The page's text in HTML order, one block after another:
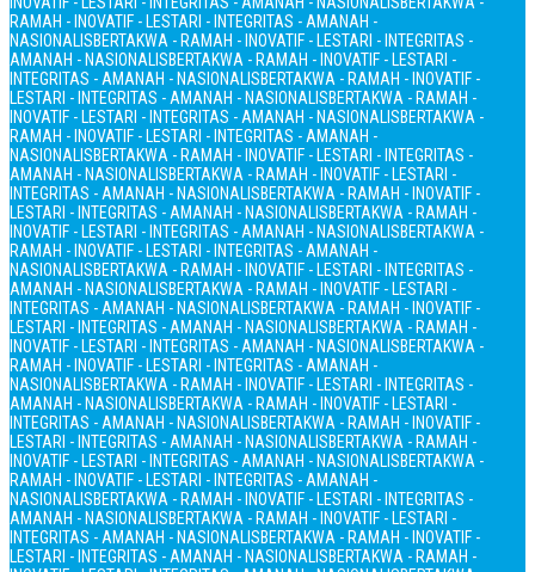
RAMAH - INOVATIF - LESTARI - INTEGRITAS - AMANAH -
NASIONALISBERTAKWA - RAMAH - INOVATIF - LESTARI - INTEGRITAS -
AMANAH - NASIONALISBERTAKWA - RAMAH - INOVATIF - LESTARI -
INTEGRITAS - AMANAH - NASIONALISBERTAKWA - RAMAH - INOVATIF -
LESTARI - INTEGRITAS - AMANAH - NASIONALISBERTAKWA - RAMAH -
INOVATIF - LESTARI - INTEGRITAS - AMANAH - NASIONALISBERTAKWA -
RAMAH - INOVATIF - LESTARI - INTEGRITAS - AMANAH -
NASIONALISBERTAKWA - RAMAH - INOVATIF - LESTARI - INTEGRITAS -
AMANAH - NASIONALISBERTAKWA - RAMAH - INOVATIF - LESTARI -
INTEGRITAS - AMANAH - NASIONALISBERTAKWA - RAMAH - INOVATIF -
LESTARI - INTEGRITAS - AMANAH - NASIONALISBERTAKWA - RAMAH -
INOVATIF - LESTARI - INTEGRITAS - AMANAH - NASIONALISBERTAKWA -
RAMAH - INOVATIF - LESTARI - INTEGRITAS - AMANAH -
NASIONALISBERTAKWA - RAMAH - INOVATIF - LESTARI - INTEGRITAS -
AMANAH - NASIONALISBERTAKWA - RAMAH - INOVATIF - LESTARI -
INTEGRITAS - AMANAH - NASIONALISBERTAKWA - RAMAH - INOVATIF -
LESTARI - INTEGRITAS - AMANAH - NASIONALISBERTAKWA - RAMAH -
INOVATIF - LESTARI - INTEGRITAS - AMANAH - NASIONALISBERTAKWA -
RAMAH - INOVATIF - LESTARI - INTEGRITAS - AMANAH -
NASIONALISBERTAKWA - RAMAH - INOVATIF - LESTARI - INTEGRITAS -
AMANAH - NASIONALISBERTAKWA - RAMAH - INOVATIF - LESTARI -
INTEGRITAS - AMANAH - NASIONALISBERTAKWA - RAMAH - INOVATIF -
LESTARI - INTEGRITAS - AMANAH - NASIONALISBERTAKWA - RAMAH -
INOVATIF - LESTARI - INTEGRITAS - AMANAH - NASIONALISBERTAKWA -
RAMAH - INOVATIF - LESTARI - INTEGRITAS - AMANAH -
NASIONALISBERTAKWA - RAMAH - INOVATIF - LESTARI - INTEGRITAS -
AMANAH - NASIONALISBERTAKWA - RAMAH - INOVATIF - LESTARI -
INTEGRITAS - AMANAH - NASIONALISBERTAKWA - RAMAH - INOVATIF -
LESTARI - INTEGRITAS - AMANAH - NASIONALISBERTAKWA - RAMAH -